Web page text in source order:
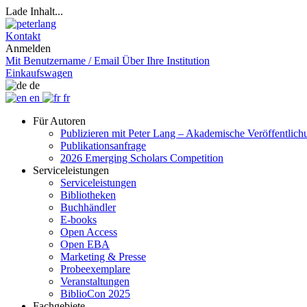
Lade Inhalt...
Kontakt
Anmelden
Mit Benutzername / Email Über Ihre Institution
Einkaufswagen
de
en
fr
Für Autoren
Publizieren mit Peter Lang – Akademische
Publikationsanfrage
2026 Emerging Scholars Competition
Serviceleistungen
Serviceleistungen
Bibliotheken
Buchhändler
E-books
Open Access
Open EBA
Marketing & Presse
Probeexemplare
Veranstaltungen
BiblioCon 2025